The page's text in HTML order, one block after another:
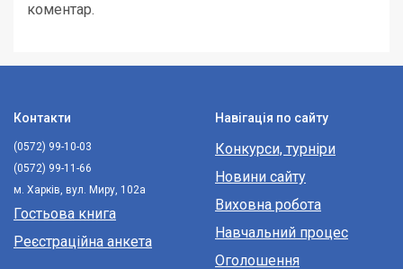
коментар.
Навігація по сайту
Конкурси, турніри
Новини сайту
Виховна робота
Навчальний процес
Оголошення
Контакти
(0572) 99-10-03
(0572) 99-11-66
м. Харків, вул. Миру, 102а
Гостьова книга
Реєстраційна анкета